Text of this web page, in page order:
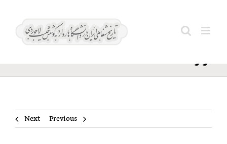
پیشداد،
نوار ۶
Previous
Next